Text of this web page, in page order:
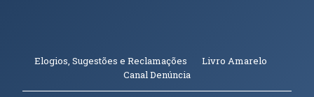
Elogios, Sugestões e Reclamações Livro Amarelo
Canal Denúncia(abre em nova janela)